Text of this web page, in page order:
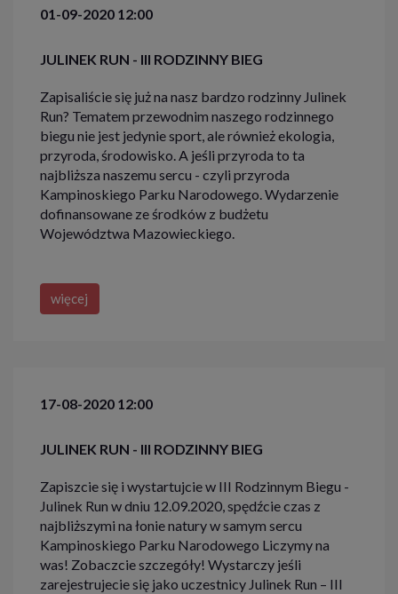
01-09-2020 12:00
JULINEK RUN - III RODZINNY BIEG
Zapisaliście się już na nasz bardzo rodzinny Julinek
Run? Tematem przewodnim naszego rodzinnego
biegu nie jest jedynie sport, ale również ekologia,
przyroda, środowisko. A jeśli przyroda to ta
najbliższa naszemu sercu - czyli przyroda
Kampinoskiego Parku Narodowego. Wydarzenie
dofinansowane ze środków z budżetu
Województwa Mazowieckiego.
więcej
17-08-2020 12:00
JULINEK RUN - III RODZINNY BIEG
Zapiszcie się i wystartujcie w III Rodzinnym Biegu -
Julinek Run w dniu 12.09.2020, spędźcie czas z
najbliższymi na łonie natury w samym sercu
Kampinoskiego Parku Narodowego Liczymy na
was! Zobaczcie szczegóły! Wystarczy jeśli
zarejestrujecie się jako uczestnicy Julinek Run – III